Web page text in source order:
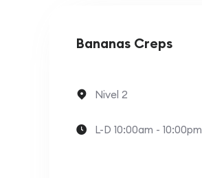
Bananas Creps
Nivel 2
L-D 10:00am - 10:00pm